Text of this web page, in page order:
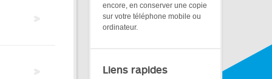
encore, en conserver une copie
sur votre téléphone mobile ou
ordinateur.
Liens rapides